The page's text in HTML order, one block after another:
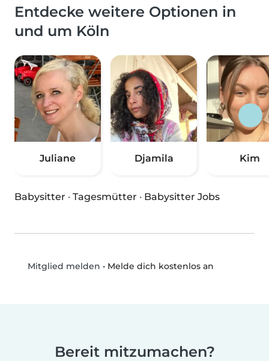
Entdecke weitere Optionen in
und um Köln
Juliane Djamila Kim
Babysitter · Tagesmütter · Babysitter Jobs
Mitglied melden • Melde dich kostenlos an
Bereit mitzumachen?